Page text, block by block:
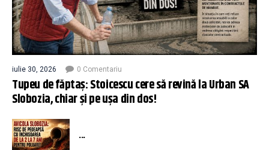
iulie 30, 2026 0 Comentariu
Tupeu de făptaș: Stoicescu cere să revină la Urban SA
Slobozia, chiar și pe ușa din dos!
...